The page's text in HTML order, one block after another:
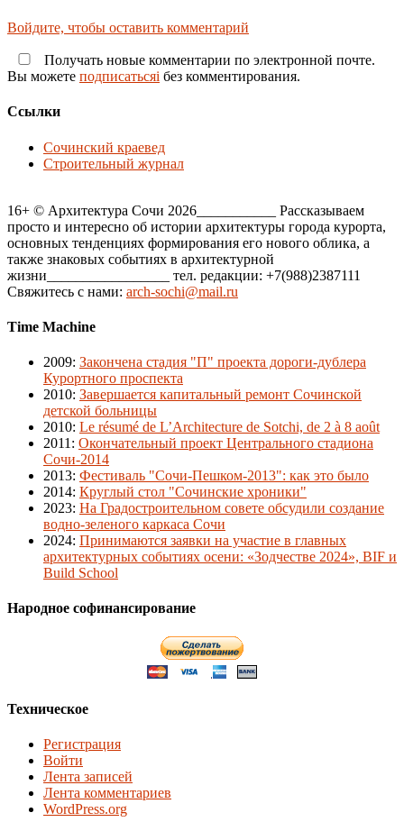
Войдите, чтобы оставить комментарий
Получать новые комментарии по электронной почте.
Вы можете подписатьсяi без комментирования.
Ссылки
Сочинский краевед
Строительный журнал
16+ © Архитектура Сочи 2026___________ Рассказываем
просто и интересно об истории архитектуры города курорта,
основных тенденциях формирования его нового облика, а
также знаковых событиях в архитектурной
жизни_________________ тел. редакции: +7(988)2387111
Свяжитесь с нами: arch-sochi@mail.ru
Time Machine
2009: Закончена стадия "П" проекта дороги-дублера
Курортного проспекта
2010: Завершается капитальный ремонт Сочинской
детской больницы
2010: Le résumé de L’Architecture de Sotchi, de 2 à 8 août
2011 : Окончательный проект Центрального стадиона
Сочи-2014
2013: Фестиваль "Сочи-Пешком-2013": как это было
2014: Круглый стол "Сочинские хроники"
2023: На Градостроительном совете обсудили создание
водно-зеленого каркаса Сочи
2024: Принимаются заявки на участие в главных
архитектурных событиях осени: «Зодчестве 2024», BIF и
Build School
Народное софинансирование
Техническое
Регистрация
Войти
Лента записей
Лента комментариев
WordPress.org